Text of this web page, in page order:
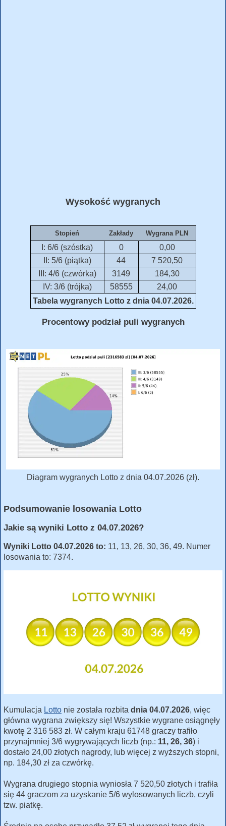
Wysokość wygranych
Stopień Zakłady Wygrana PLN
I: 6/6 (szóstka) 0
0,00
II: 5/6 (piątka)
44
7 520,50
III: 4/6 (czwórka)
3149
184,30
IV: 3/6 (trójka)
58555
24,00
Tabela wygranych Lotto z dnia 04.07.2026.
Procentowy podział puli wygranych
Diagram wygranych Lotto z dnia 04.07.2026 (zł).
Podsumowanie losowania Lotto
Jakie są wyniki Lotto z 04.07.2026?
Wyniki Lotto 04.07.2026 to: 11, 13, 26, 30, 36, 49. Numer
losowania to: 7374.
Kumulacja Lotto nie została rozbita dnia 04.07.2026, więc
główna wygrana zwiększy się! Wszystkie wygrane osiągnęły
kwotę 2 316 583 zł. W całym kraju 61748 graczy trafiło
przynajmniej 3/6 wygrywających liczb (np.: 11, 26, 36) i
dostało 24,00 złotych nagrody, lub więcej z wyższych stopni,
np. 184,30 zł za czwórkę.
Wygrana drugiego stopnia wyniosła 7 520,50 złotych i trafiła
się 44 graczom za uzyskanie 5/6 wylosowanych liczb, czyli
tzw. piatkę.